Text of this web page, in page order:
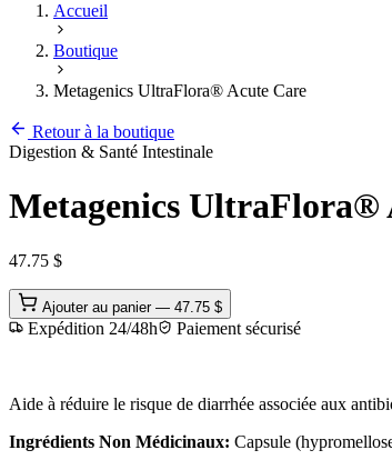
Accueil
Boutique
Metagenics UltraFlora® Acute Care
Retour à la boutique
Digestion & Santé Intestinale
Metagenics UltraFlora®
47.75 $
Ajouter au panier — 47.75 $
Expédition 24/48h Paiement sécurisé
Aide à réduire le risque de diarrhée associée aux
Ingrédients Non Médicinaux: Capsule